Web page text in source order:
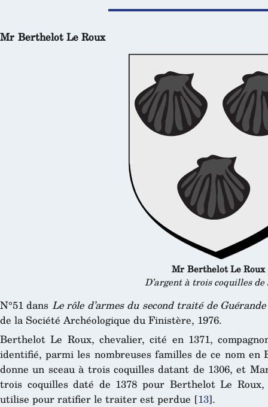
Mr Berthelot Le Roux
Mr Berthelot Le Roux
D’argent à trois coquilles de
N°51 dans Le rôle d’armes du second traité de
de la Société Archéologique du Finistère, 1976.
Berthelot Le Roux, chevalier, cité en 1371,
identifié, parmi les nombreuses familles de ce nom en
donne un sceau à trois coquilles datant de 1306, et
trois coquilles daté de 1378 pour Berthelot Le Roux,
utilise pour ratifier le traiter est perdue [13].